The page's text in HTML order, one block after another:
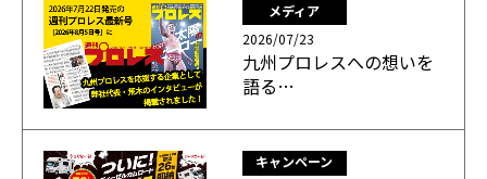
メディア
2026/07/23
九州プロレスへの想いを
語る…
キャンペーン